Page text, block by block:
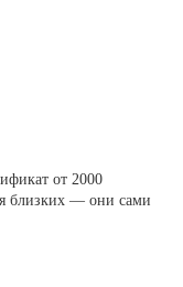
от 2000
близких — они сами